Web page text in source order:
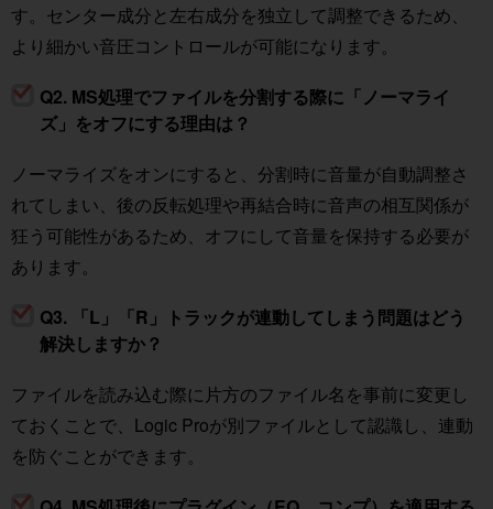
す。センター成分と左右成分を独立して調整できるため、
より細かい音圧コントロールが可能になります。
Q2. MS処理でファイルを分割する際に「ノーマライ
ズ」をオフにする理由は？
ノーマライズをオンにすると、分割時に音量が自動調整さ
れてしまい、後の反転処理や再結合時に音声の相互関係が
狂う可能性があるため、オフにして音量を保持する必要が
あります。
Q3. 「L」「R」トラックが連動してしまう問題はどう
解決しますか？
ファイルを読み込む際に片方のファイル名を事前に変更し
ておくことで、Logic Proが別ファイルとして認識し、連動
を防ぐことができます。